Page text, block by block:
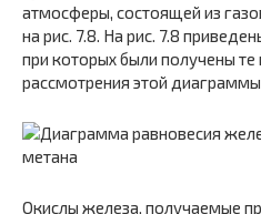
атмосферы, состоящей из
на рис. 7.8. На рис. 7.8
при которых были получены те
рассмотрения этой
Окислы железа, получаемые